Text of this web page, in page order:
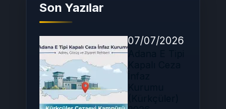
Son Yazılar
07/07/2026